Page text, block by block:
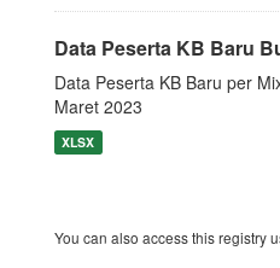
Data Peserta KB Baru
Data Peserta KB Baru per
Maret 2023
XLSX
You can also access this registry